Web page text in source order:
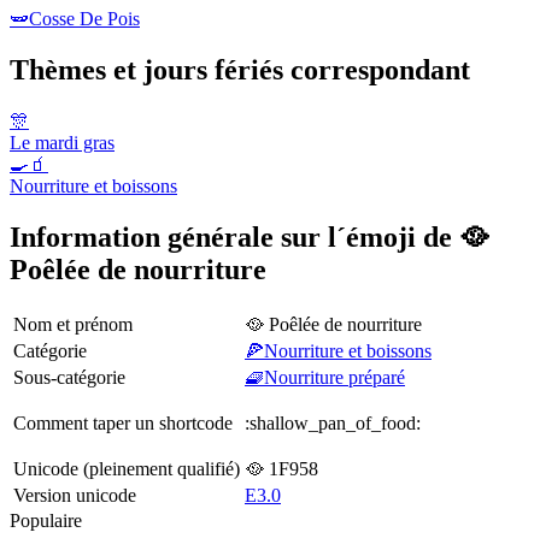
🫛Cosse De Pois
Thèmes et jours fériés correspondant
🎊
Le mardi gras
🍳🧃
Nourriture et boissons
Information générale sur l´émoji de 🥘
Poêlée de nourriture
Nom et prénom
🥘 Poêlée de nourriture
Catégorie
🍕Nourriture et boissons
Sous-catégorie
🧇Nourriture préparé
Comment taper un shortcode :shallow_pan_of_food:
Unicode (pleinement qualifié) 🥘 1F958
Version unicode
E3.0
Populaire